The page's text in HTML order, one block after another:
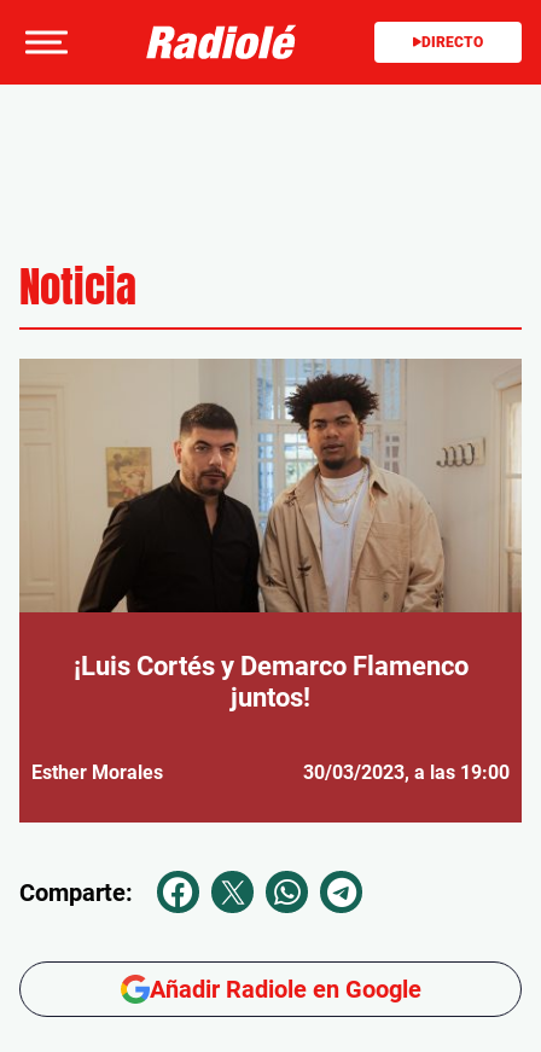
DIRECTO
Noticia
¡Luis Cortés y Demarco Flamenco
juntos!
Esther Morales 30/03/2023, a las 19:00
Comparte:
Añadir Radiole en Google